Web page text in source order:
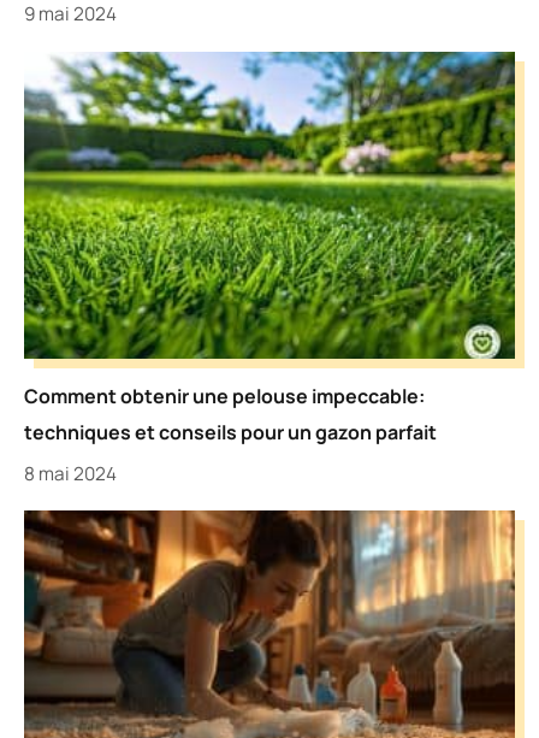
9 mai 2024
Comment obtenir une pelouse impeccable:
techniques et conseils pour un gazon parfait
8 mai 2024